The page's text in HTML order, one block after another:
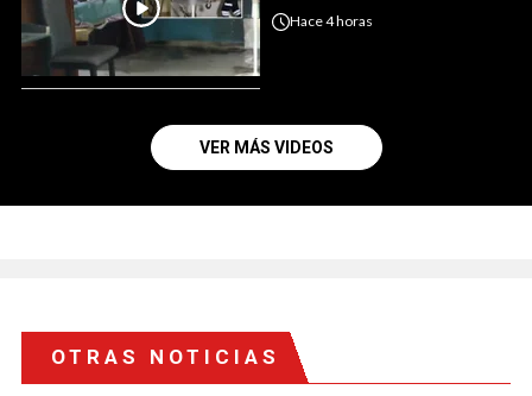
Hace4 horas
VER MÁS VIDEOS
OTRAS NOTICIAS